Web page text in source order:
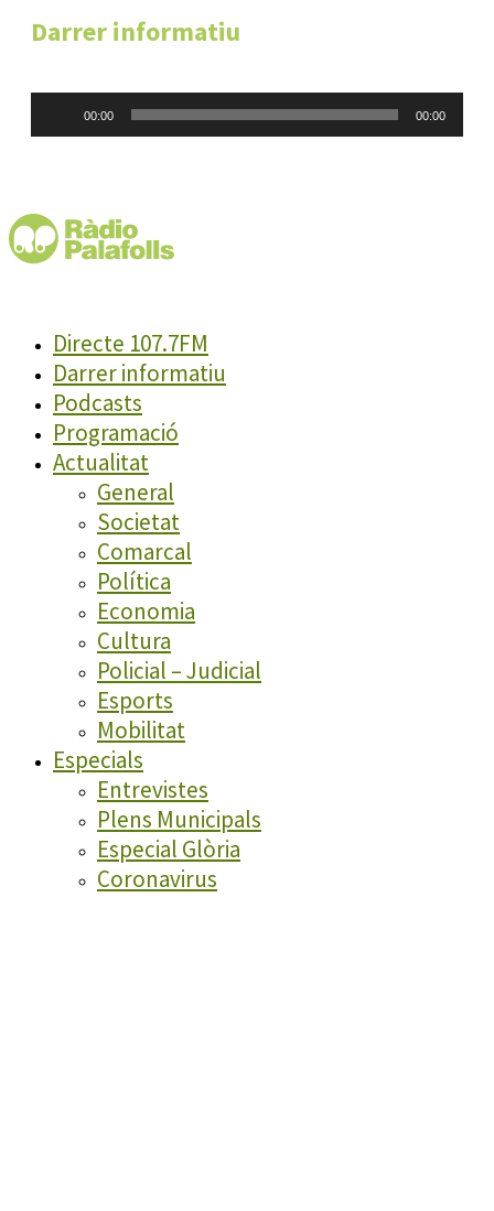
Darrer informatiu
00:00 00:00
Directe 107.7FM
Darrer informatiu
Podcasts
Programació
Actualitat
General
Societat
Comarcal
Política
Economia
Cultura
Policial – Judicial
Esports
Mobilitat
Especials
Entrevistes
Plens Municipals
Especial Glòria
Coronavirus